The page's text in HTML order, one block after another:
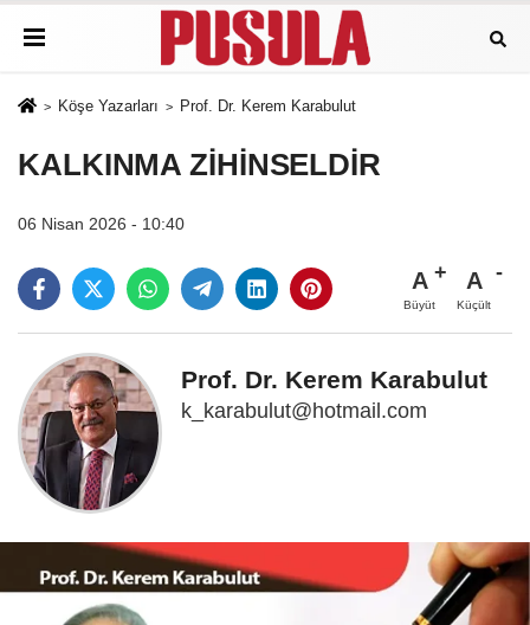
Köşe Yazarları Prof. Dr. Kerem Karabulut
KALKINMA ZİHİNSELDİR
06 Nisan 2026 - 10:40
A
Büyüt
A
Küçült
Prof. Dr. Kerem Karabulut
k_karabulut@hotmail.com